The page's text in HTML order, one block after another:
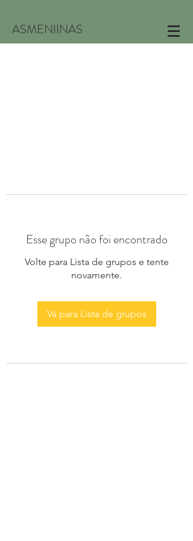
ASMENIINAS
Esse grupo não foi encontrado
Volte para Lista de grupos e tente
novamente.
Vá para Lista de grupos